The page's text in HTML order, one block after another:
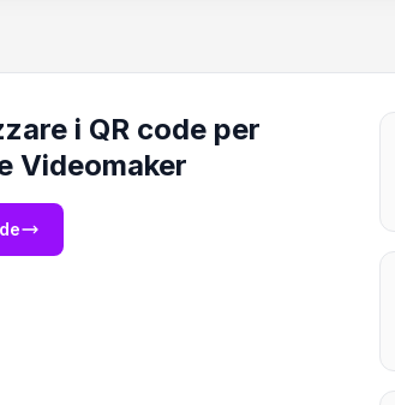
i QR code per
Videomaker